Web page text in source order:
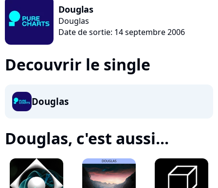
Douglas
Douglas
Date de sortie: 14 septembre 2006
Decouvrir le single
Douglas
Douglas, c'est aussi...